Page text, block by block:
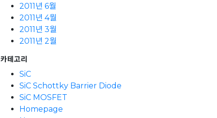
2011년 6월
2011년 4월
2011년 3월
2011년 2월
카테고리
SiC
SiC Schottky Barrier Diode
SiC MOSFET
Homepage